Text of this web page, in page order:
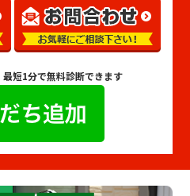
最短1分で無料診断できます